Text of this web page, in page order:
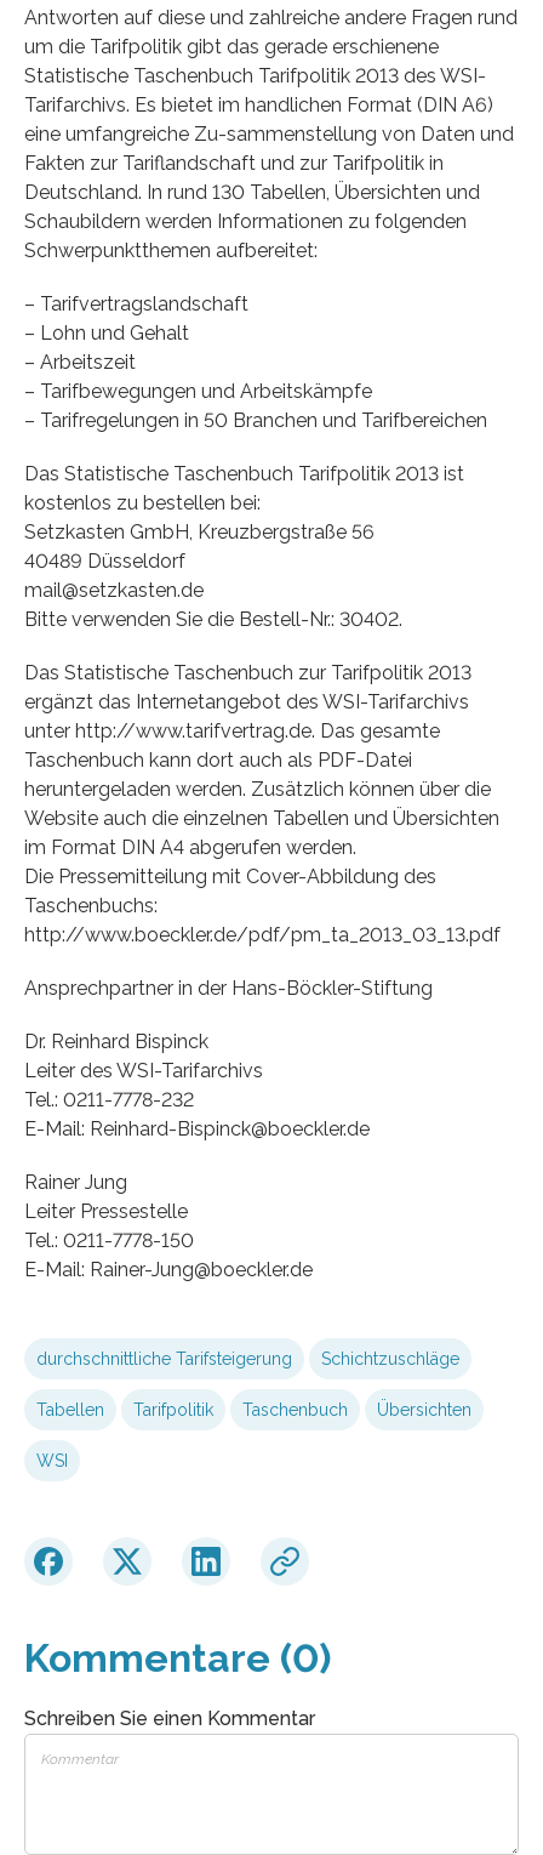
Antworten auf diese und zahlreiche andere Fragen rund
um die Tarifpolitik gibt das gerade erschienene
Statistische Taschenbuch Tarifpolitik 2013 des WSI-
Tarifarchivs. Es bietet im handlichen Format (DIN A6)
eine umfangreiche Zu-sammenstellung von Daten und
Fakten zur Tariflandschaft und zur Tarifpolitik in
Deutschland. In rund 130 Tabellen, Übersichten und
Schaubildern werden Informationen zu folgenden
Schwerpunktthemen aufbereitet:
– Tarifvertragslandschaft
– Lohn und Gehalt
– Arbeitszeit
– Tarifbewegungen und Arbeitskämpfe
– Tarifregelungen in 50 Branchen und Tarifbereichen
Das Statistische Taschenbuch Tarifpolitik 2013 ist
kostenlos zu bestellen bei:
Setzkasten GmbH, Kreuzbergstraße 56
40489 Düsseldorf
mail@setzkasten.de
Bitte verwenden Sie die Bestell-Nr.: 30402.
Das Statistische Taschenbuch zur Tarifpolitik 2013
ergänzt das Internetangebot des WSI-Tarifarchivs
unter http://www.tarifvertrag.de. Das gesamte
Taschenbuch kann dort auch als PDF-Datei
heruntergeladen werden. Zusätzlich können über die
Website auch die einzelnen Tabellen und Übersichten
im Format DIN A4 abgerufen werden.
Die Pressemitteilung mit Cover-Abbildung des
Taschenbuchs:
http://www.boeckler.de/pdf/pm_ta_2013_03_13.pdf
Ansprechpartner in der Hans-Böckler-Stiftung
Dr. Reinhard Bispinck
Leiter des WSI-Tarifarchivs
Tel.: 0211-7778-232
E-Mail: Reinhard-Bispinck@boeckler.de
Rainer Jung
Leiter Pressestelle
Tel.: 0211-7778-150
E-Mail: Rainer-Jung@boeckler.de
durchschnittliche Tarifsteigerung Schichtzuschläge
Tabellen Tarifpolitik Taschenbuch Übersichten
WSI
Kommentare (0)
Schreiben Sie einen Kommentar